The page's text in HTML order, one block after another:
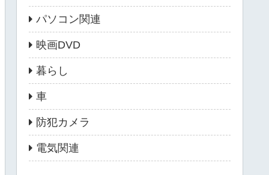
パソコン関連
映画DVD
暮らし
車
防犯カメラ
電気関連